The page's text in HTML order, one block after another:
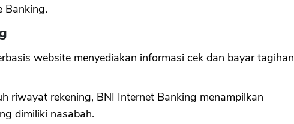
Banking.
website menyediakan informasi cek dan bayar tagihan
riwayat rekening, BNI Internet Banking menampilkan
dimiliki nasabah.